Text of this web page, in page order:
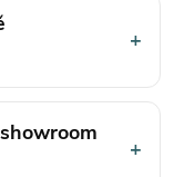
+
+